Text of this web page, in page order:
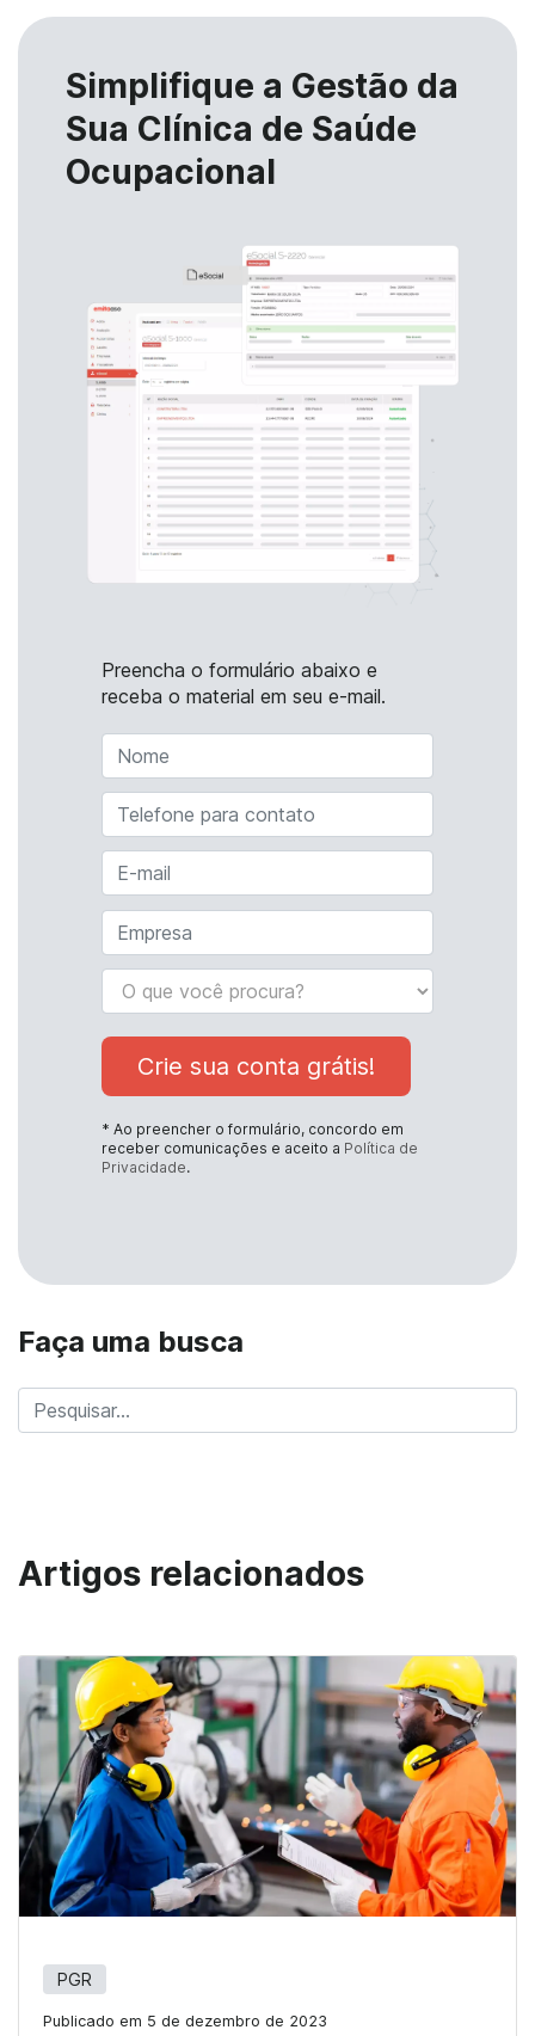
Simplifique a Gestão da
Sua Clínica de Saúde
Ocupacional
Preencha o formulário abaixo e
receba o material em seu e-mail.
Crie sua conta grátis!
* Ao preencher o formulário, concordo em
receber comunicações e aceito a Política de
Privacidade.
Faça uma busca
Artigos relacionados
PGR
Publicado em 5 de dezembro de 2023